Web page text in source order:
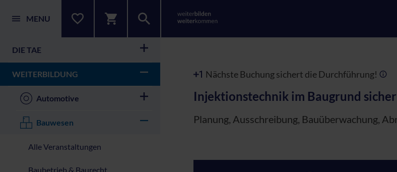
MENU
DIE TAE
WEITERBILDUNG
Automotive
Bauwesen
Alle Veranstaltungen
Baubetrieb & Baurecht
Nächste Buchung sichert die Durchführung!
Injektionstechnik im Baugrund
Planung, Ausschreibung, Bauüberwachung,